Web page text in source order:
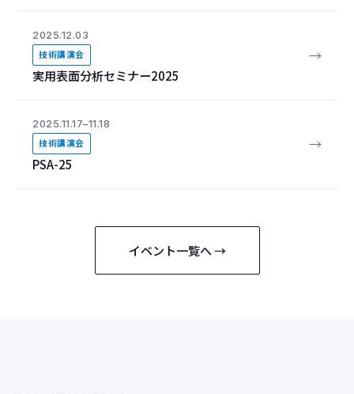
2025.12.03
技術講演会
実用表面分析セミナー2025
→
2025.11.17–11.18
技術講演会
PSA-25
→
イベント一覧へ →